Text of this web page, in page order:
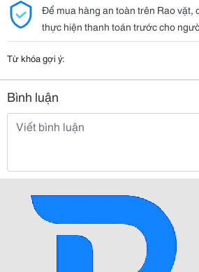
Để mua hàng an toàn trên Rao vặt,
thực hiện thanh toán trước cho
Từ khóa gợi ý:
Bình luận